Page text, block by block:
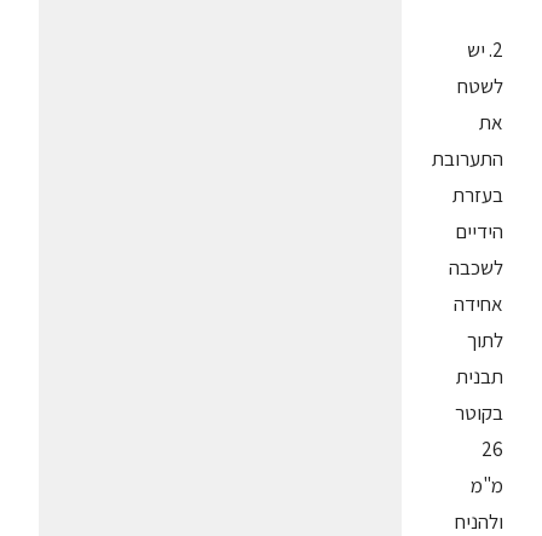
2. יש
לשטח
את
התערובת
בעזרת
הידיים
לשכבה
אחידה
לתוך
תבנית
בקוטר
26
מ"מ
ולהניח